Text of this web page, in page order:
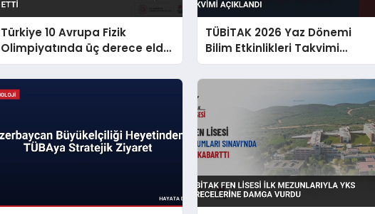
Türkiye 10 Avrupa Fizik
Olimpiyatında üç derece elde
etti
TÜBİTAK 2026 Yaz Dönemi
Bilim Etkinlikleri Takvimi
Açıklandı